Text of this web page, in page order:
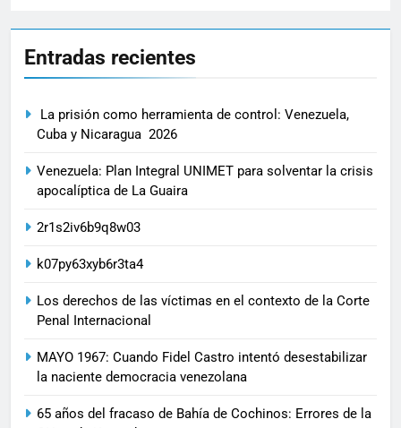
Entradas recientes
La prisión como herramienta de control: Venezuela,
Cuba y Nicaragua 2026
Venezuela: Plan Integral UNIMET para solventar la crisis
apocalíptica de La Guaira
2r1s2iv6b9q8w03
k07py63xyb6r3ta4
Los derechos de las víctimas en el contexto de la Corte
Penal Internacional
MAYO 1967: Cuando Fidel Castro intentó desestabilizar
la naciente democracia venezolana
65 años del fracaso de Bahía de Cochinos: Errores de la